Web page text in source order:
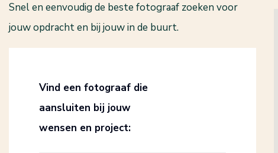
Snel en eenvoudig de beste fotograaf zoeken voor
jouw opdracht en bij jouw in de buurt.
Vind een fotograaf die
aansluiten bij jouw
wensen en project: